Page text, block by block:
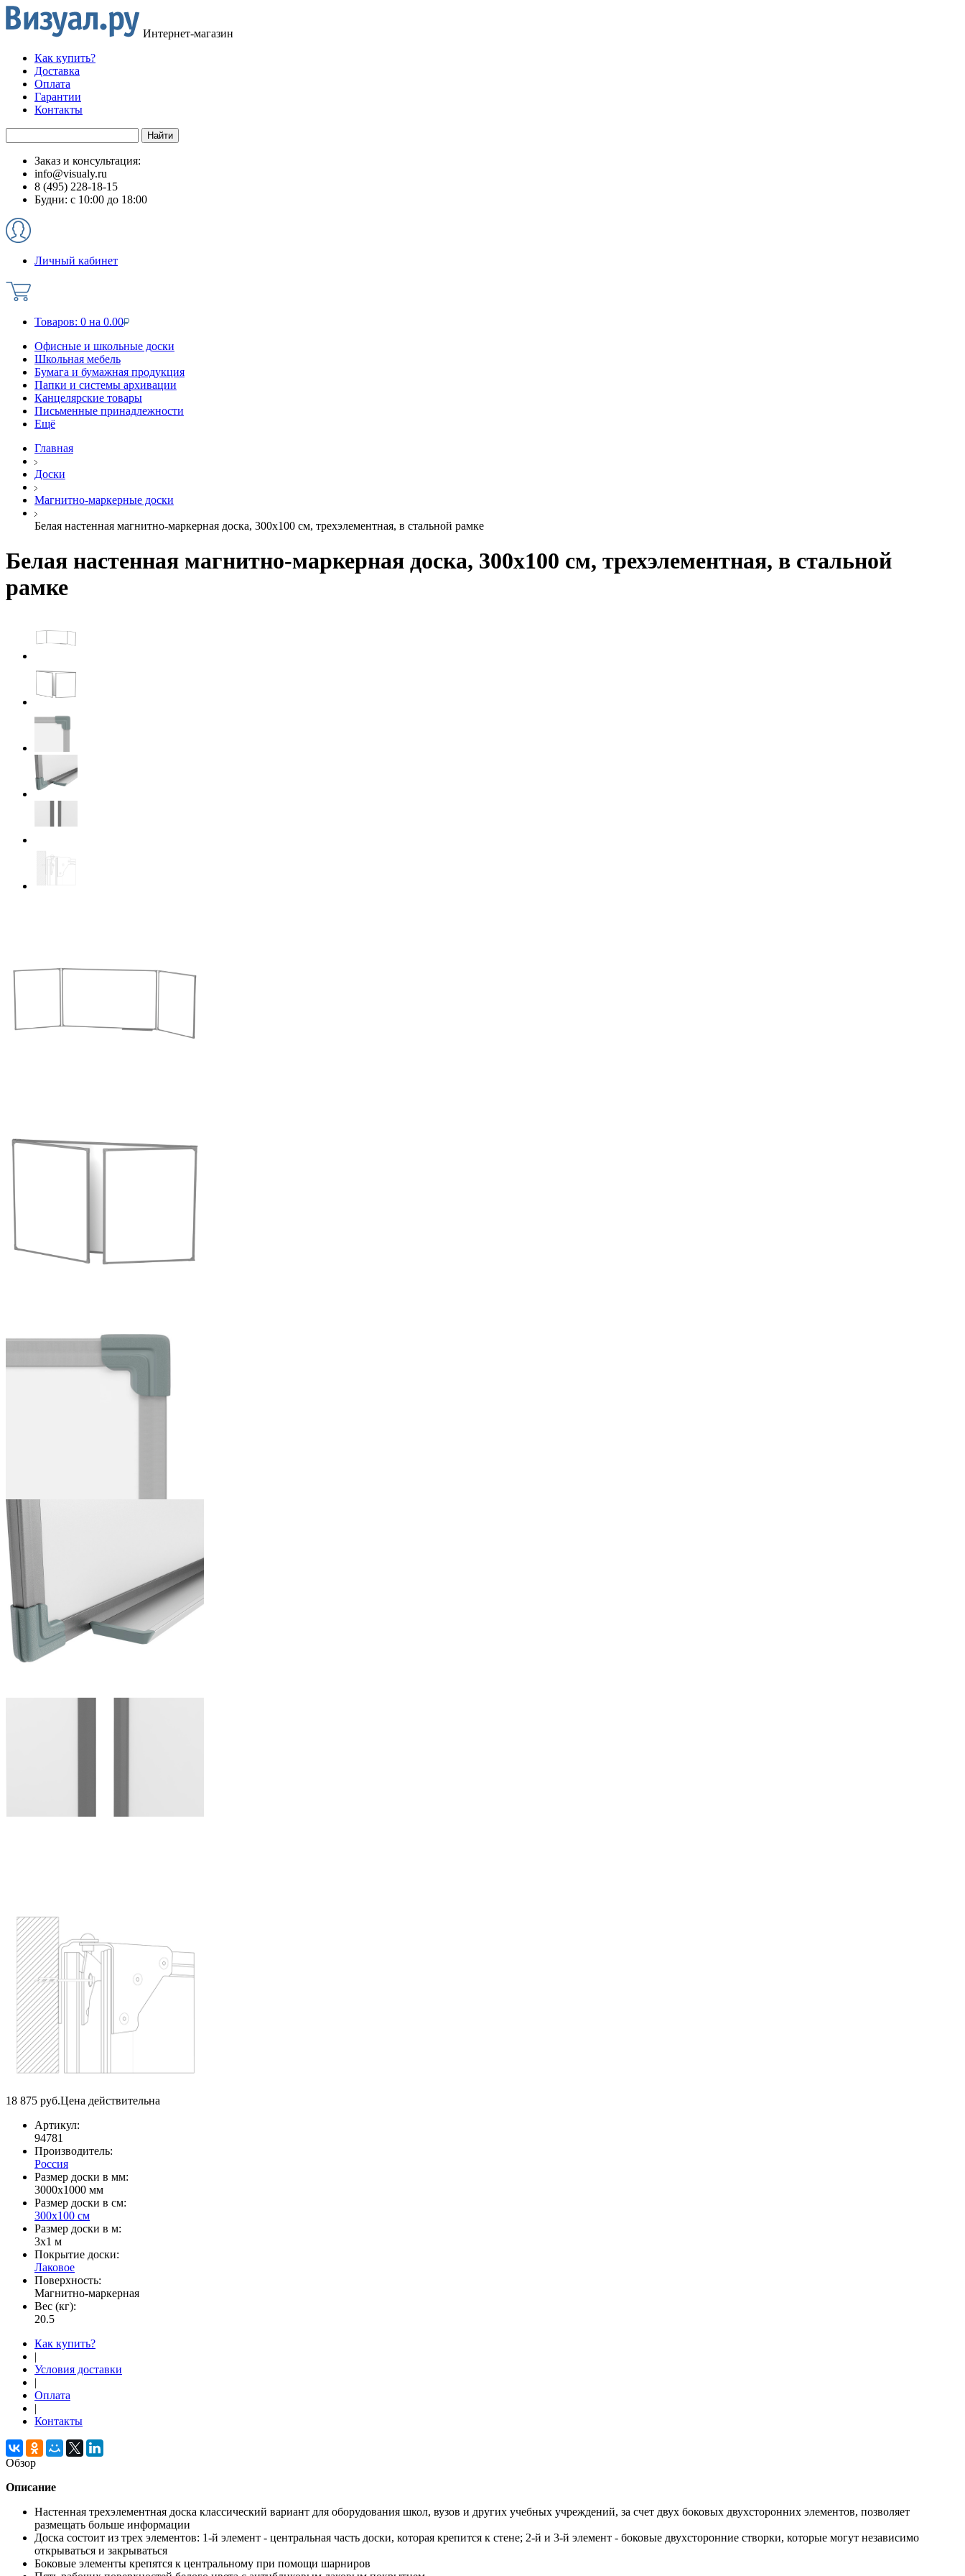
Интернет-магазин
Как купить?
Доставка
Оплата
Гарантии
Контакты
Заказ и консультация:
info@visualy.ru
8 (495) 228-18-15
Будни: с 10:00 до 18:00
Личный кабинет
Товаров: 0 на 0.00
Офисные и школьные доски
Школьная мебель
Бумага и бумажная продукция
Папки и системы архивации
Канцелярские товары
Письменные принадлежности
Ещё
Главная
Доски
Магнитно-маркерные доски
Белая настенная магнитно-маркерная доска, 300х100 см, трехэлементная, в стальной рамке
Белая настенная магнитно-маркерная доска, 300х100 см, трехэлементная, в стальной
рамке
18 875 руб.Цена действительна
Артикул:
94781
Производитель:
Россия
Размер доски в мм:
3000х1000 мм
Размер доски в см:
300х100 см
Размер доски в м:
3х1 м
Покрытие доски:
Лаковое
Поверхность:
Магнитно-маркерная
Вес (кг):
20.5
Как купить?
|
Условия доставки
|
Оплата
|
Контакты
Обзор
Описание
Настенная трехэлементная доска классический вариант для оборудования школ, вузов и других учебных учреждений, за счет двух боковых двухсторонних элементов, позволяет
размещать больше информации
Доска состоит из трех элементов: 1-й элемент - центральная часть доски, которая крепится к стене; 2-й и 3-й элемент - боковые двухсторонние створки, которые могут независимо
открываться и закрываться
Боковые элементы крепятся к центральному при помощи шарниров